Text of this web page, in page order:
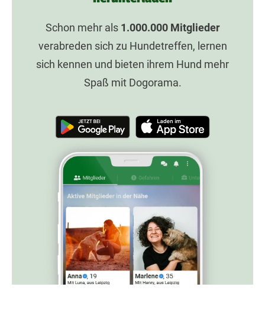
Schon mehr als 1.000.000Mitglieder
verabreden sich zu Hundetreffen, lernen
sich kennen und bieten ihrem Hund mehr
Spaß mit Dogorama.